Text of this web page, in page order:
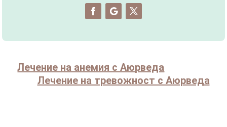
Лечение на анемия с Аюрведа
Лечение на тревожност с Аюрведа